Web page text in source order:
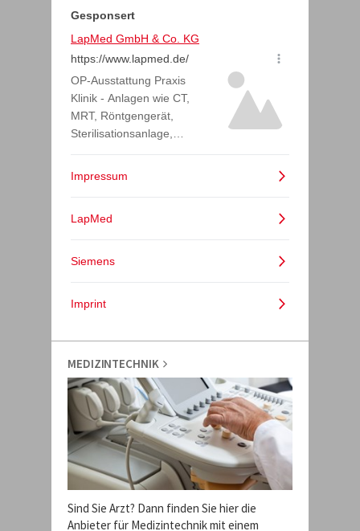
MEDIZINTECHNIK
Sind Sie Arzt? Dann finden Sie hier die
Anbieter für Medizintechnik mit einem